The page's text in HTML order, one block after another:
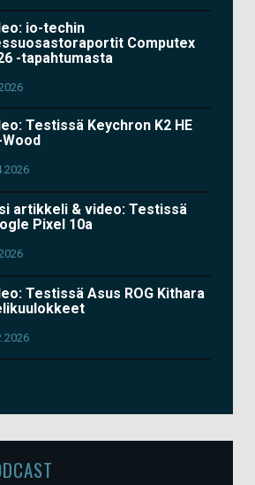
io-techin
Computex
-tapahtumasta
Testissä Keychron K2 HE
artikkeli & video: Testissä
Pixel 10a
Testissä Asus ROG Kithara